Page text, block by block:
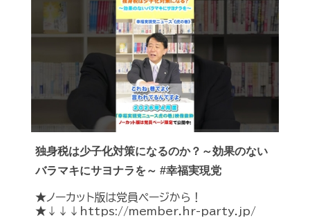
独身税は少子化対策になるのか？～効果のない
バラマキにサヨナラを～ #幸福実現党
★ノーカット版は党員ページから！
★↓↓↓https://member.hr-party.jp/